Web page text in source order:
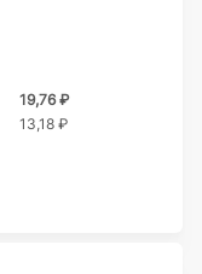
19,76 ₽
13,18 ₽